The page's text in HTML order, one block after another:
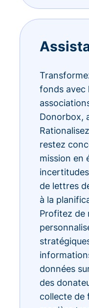
fonds avec
Donorbox,
restez
mission en
de lettres
à la
Profitez de
données
des
collecte de